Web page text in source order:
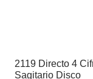
2119 Directo 4
Sagitario Disco